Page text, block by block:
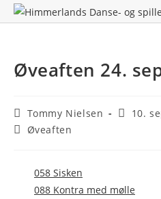
Skip
to
Øveaften 24.
Post
author:
Tommy Nielsen
Post10.
PostØveaften
058 Sisken
088 Kontra med mølle